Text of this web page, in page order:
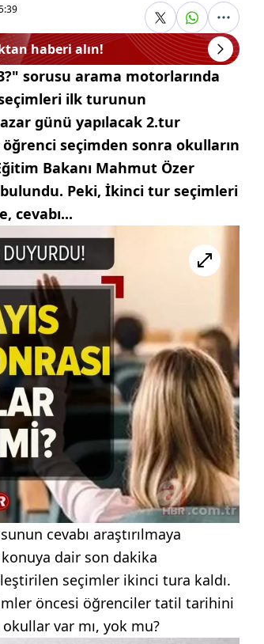
haberi alın!
sorusu arama motorlarında
seçimleri ilk turunun
günü yapılacak 2.tur
seçimden sonra okulların
Bakanı Mahmut Özer
Peki, İkinci tur seçimleri
cevabı...
cevabı araştırılmaya
dair son dakika
seçimler ikinci tura kaldı.
öncesi öğrenciler tatil tarihini
var mı, yok mu?